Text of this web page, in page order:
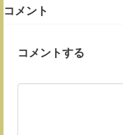
コメント
コメントする